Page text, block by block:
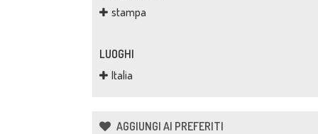
stampa
LUOGHI
Italia
AGGIUNGI AI PREFERITI